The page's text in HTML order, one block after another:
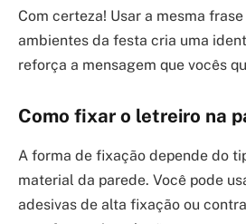
Com certeza! Usar a mesma
ambientes da festa cria uma
reforça a mensagem que vocês
Como fixar o letreiro na
A forma de fixação depende do
material da parede. Você pode
adesivas de alta fixação ou